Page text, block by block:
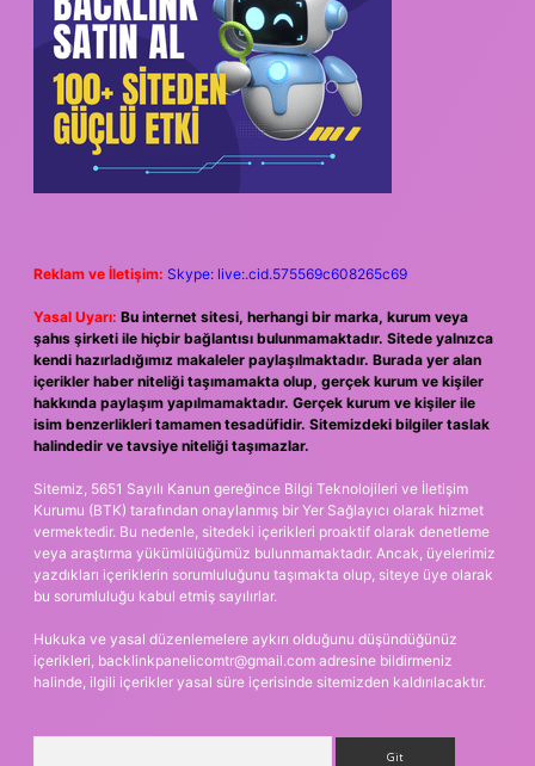
Reklam ve İletişim: Skype: live:.cid.575569c608265c69
Yasal Uyarı: Bu internet sitesi, herhangi bir marka, kurum veya
şahıs şirketi ile hiçbir bağlantısı bulunmamaktadır. Sitede yalnızca
kendi hazırladığımız makaleler paylaşılmaktadır. Burada yer alan
içerikler haber niteliği taşımamakta olup, gerçek kurum ve kişiler
hakkında paylaşım yapılmamaktadır. Gerçek kurum ve kişiler ile
isim benzerlikleri tamamen tesadüfidir. Sitemizdeki bilgiler taslak
halindedir ve tavsiye niteliği taşımazlar.
Sitemiz, 5651 Sayılı Kanun gereğince Bilgi Teknolojileri ve İletişim
Kurumu (BTK) tarafından onaylanmış bir Yer Sağlayıcı olarak hizmet
vermektedir. Bu nedenle, sitedeki içerikleri proaktif olarak denetleme
veya araştırma yükümlülüğümüz bulunmamaktadır. Ancak, üyelerimiz
yazdıkları içeriklerin sorumluluğunu taşımakta olup, siteye üye olarak
bu sorumluluğu kabul etmiş sayılırlar.
Hukuka ve yasal düzenlemelere aykırı olduğunu düşündüğünüz
içerikleri, backlinkpanelicomtr@gmail.com adresine bildirmeniz
halinde, ilgili içerikler yasal süre içerisinde sitemizden kaldırılacaktır.